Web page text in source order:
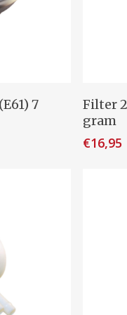
7
Filter
gram
€16,95